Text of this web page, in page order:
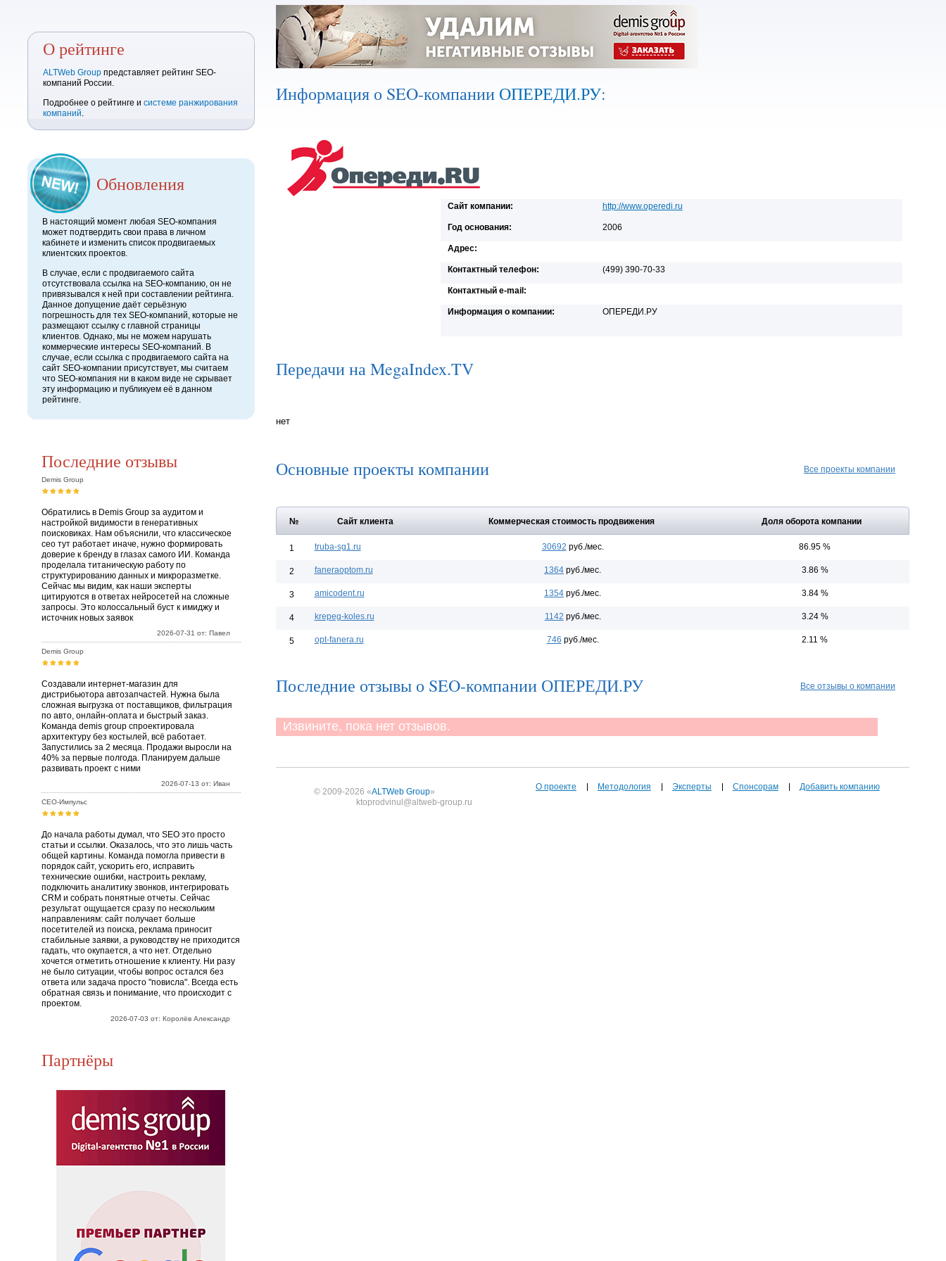
О рейтинге
ALTWeb Group представляет рейтинг SEO-
компаний России.
Подробнее о рейтинге и системе ранжирования
компаний.
Обновления
В настоящий момент любая SEO-компания
может подтвердить свои права в личном
кабинете и изменить список продвигаемых
клиентских проектов.
В случае, если с продвигаемого сайта
отсутствовала ссылка на SEO-компанию, он не
привязывался к ней при составлении рейтинга.
Данное допущение даёт серьёзную
погрешность для тех SEO-компаний, которые не
размещают ссылку с главной страницы
клиентов. Однако, мы не можем нарушать
коммерческие интересы SEO-компаний. В
случае, если ссылка с продвигаемого сайта на
сайт SEO-компании присутствует, мы считаем
что SEO-компания ни в каком виде не скрывает
эту информацию и публикуем её в данном
рейтинге.
Последние отзывы
Demis Group
Обратились в Demis Group за аудитом и
настройкой видимости в генеративных
поисковиках. Нам объяснили, что классическое
сео тут работает иначе, нужно формировать
доверие к бренду в глазах самого ИИ. Команда
проделала титаническую работу по
структурированию данных и микроразметке.
Сейчас мы видим, как наши эксперты
цитируются в ответах нейросетей на сложные
запросы. Это колоссальный буст к имиджу и
источник новых заявок
2026-07-31 от: Павел
Demis Group
Создавали интернет-магазин для
дистрибьютора автозапчастей. Нужна была
сложная выгрузка от поставщиков, фильтрация
по авто, онлайн-оплата и быстрый заказ.
Команда demis group спроектировала
архитектуру без костылей, всё работает.
Запустились за 2 месяца. Продажи выросли на
40% за первые полгода. Планируем дальше
развивать проект с ними
2026-07-13 от: Иван
СЕО-Импульс
До начала работы думал, что SEO это просто
статьи и ссылки. Оказалось, что это лишь часть
общей картины. Команда помогла привести в
порядок сайт, ускорить его, исправить
технические ошибки, настроить рекламу,
подключить аналитику звонков, интегрировать
CRM и собрать понятные отчеты. Сейчас
результат ощущается сразу по нескольким
направлениям: сайт получает больше
посетителей из поиска, реклама приносит
стабильные заявки, а руководству не приходится
гадать, что окупается, а что нет. Отдельно
хочется отметить отношение к клиенту. Ни разу
не было ситуации, чтобы вопрос остался без
ответа или задача просто "повисла". Всегда есть
обратная связь и понимание, что происходит с
проектом.
2026-07-03 от: Королёв Александр
Партнёры
Информация о SEO-компании ОПЕРЕДИ.РУ:
Сайт компании: http://www.operedi.ru
Год основания: 2006
Адрес:
Контактный телефон: (499) 390-70-33
Контактный e-mail:
Информация о компании: ОПЕРЕДИ.РУ
Передачи на MegaIndex.TV
нет
Основные проекты компании Все проекты компании
№ Сайт клиента Коммерческая стоимость продвижения Доля оборота компании
1 truba-sg1.ru 30692 руб./мес. 86.95 %
2 faneraoptom.ru 1364 руб./мес. 3.86 %
3 amicodent.ru 1354 руб./мес. 3.84 %
4 krepeg-koles.ru 1142 руб./мес. 3.24 %
5 opt-fanera.ru 746 руб./мес. 2.11 %
Последние отзывы о SEO-компании ОПЕРЕДИ.РУ Все отзывы о компании
Извините, пока нет отзывов.
© 2009-2026 «ALTWeb Group»
ktoprodvinul@altweb-group.ru
О проекте Методология Эксперты Спонсорам Добавить компанию